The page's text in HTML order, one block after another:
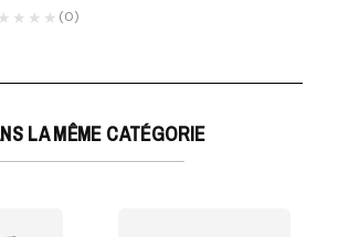
(0)
LA MÊME CATÉGORIE